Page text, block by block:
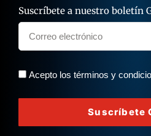
Suscríbete a nuestro boletín
Acepto los términos y
Suscríbete